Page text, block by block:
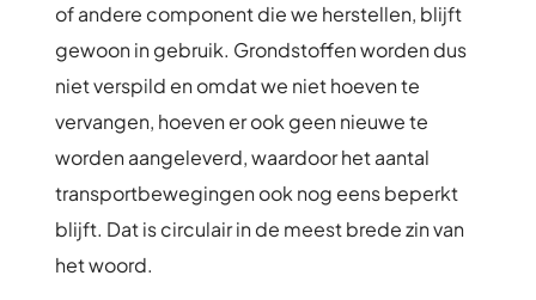
of andere component die we herstellen, blijft
gewoon in gebruik. Grondstoffen worden dus
niet verspild en omdat we niet hoeven te
vervangen, hoeven er ook geen nieuwe te
worden aangeleverd, waardoor het aantal
transportbewegingen ook nog eens beperkt
blijft. Dat is circulair in de meest brede zin van
het woord.